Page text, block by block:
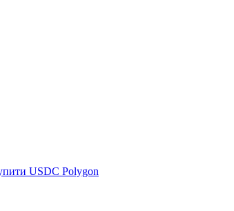
USDC Polygon